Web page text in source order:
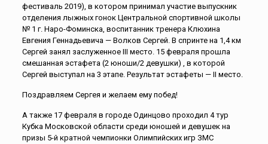
фестиваль 2019), в котором принимал участие выпускник
отделения лыжных гонок Центральной спортивной школы
№ 1 г. Наро-Фоминска, воспитанник тренера Клюхина
Евгения Геннадьевича — Волков Сергей. В спринте на 1,4 км
Сергей занял заслуженное III место. 15 февраля прошла
смешанная эстафета (2 юноши/2 девушки) , в которой
Сергей выступал на 3 этапе. Результат эстафеты — II место.
Поздравляем Сергея и желаем ему побед!
А также 17 февраля в городе Одинцово проходил 4 тур
Кубка Московской области среди юношей и девушек на
призы 5-й кратной чемпионки Олимпийских игр ЗМС